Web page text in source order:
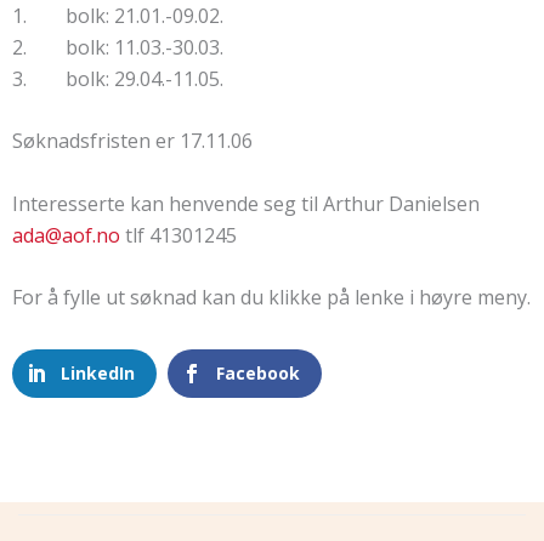
1. bolk: 21.01.-09.02.
2. bolk: 11.03.-30.03.
3. bolk: 29.04.-11.05.
Søknadsfristen er 17.11.06
Interesserte kan henvende seg til Arthur Danielsen
ada@aof.no tlf 41301245
For å fylle ut søknad kan du klikke på lenke i høyre meny.
LinkedIn Facebook